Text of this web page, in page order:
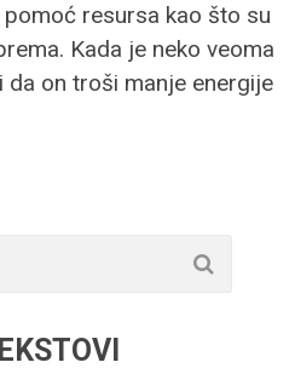
resursa kao što su
Kada je neko veoma
da on troši manje energije